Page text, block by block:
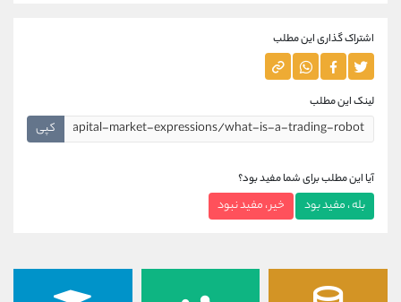
اشتراک گذاری این مطلب
لینک این مطلب
کپی
آیا این مطلب برای شما مفید بود؟
بله ، مفید بود خیر ، مفید نبود